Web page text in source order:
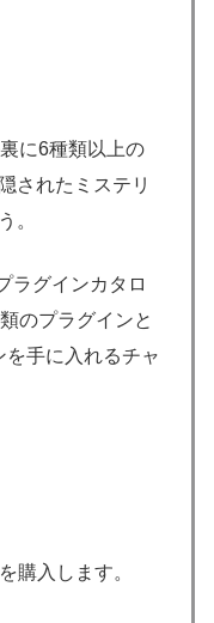
に6種類以上の
されたミステリ
。
ラグインカタロ
のプラグインと
手に入れるチャ
を購入します。